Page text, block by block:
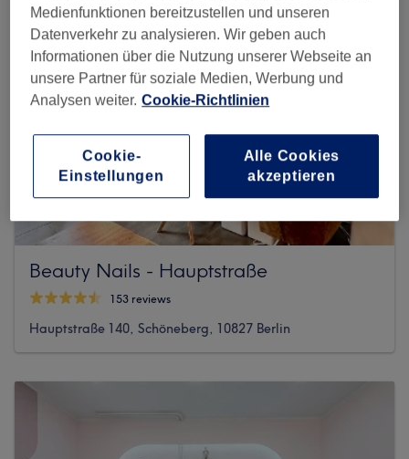
Beauty Nails - Hauptstraße
153 reviews
Hauptstraße 140, Schöneberg, 10827 Berlin
Medienfunktionen bereitzustellen und unseren
Datenverkehr zu analysieren. Wir geben auch
Informationen über die Nutzung unserer Webseite an
unsere Partner für soziale Medien, Werbung und
Analysen weiter. Cookie-Richtlinien
Cookie-
Einstellungen
Alle Cookies
akzeptieren